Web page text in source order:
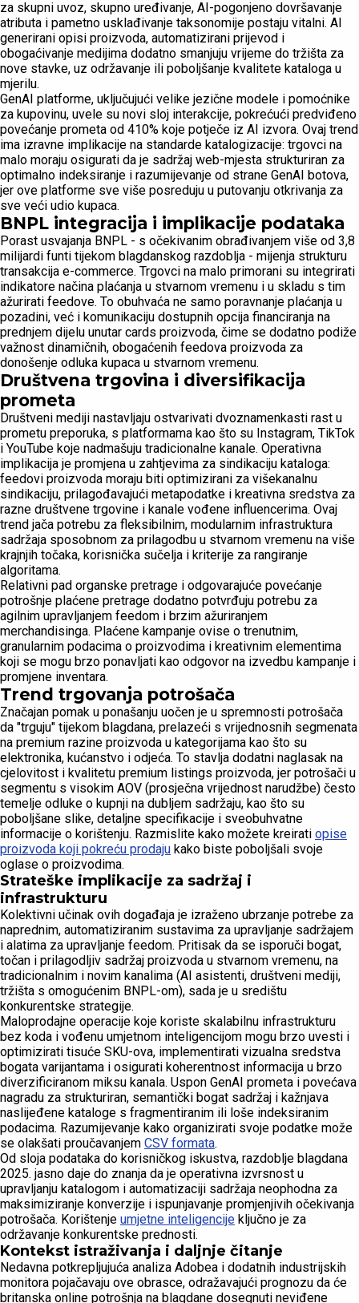
za skupni uvoz, skupno uređivanje, AI-pogonjeno dovršavanje
atributa i pametno usklađivanje taksonomije postaju vitalni. AI
generirani opisi proizvoda, automatizirani prijevod i
obogaćivanje medijima dodatno smanjuju vrijeme do tržišta za
nove stavke, uz održavanje ili poboljšanje kvalitete kataloga u
mjerilu.
GenAI platforme, uključujući velike jezične modele i pomoćnike
za kupovinu, uvele su novi sloj interakcije, pokrećući predviđeno
povećanje prometa od 410% koje potječe iz AI izvora. Ovaj trend
ima izravne implikacije na standarde katalogizacije: trgovci na
malo moraju osigurati da je sadržaj web-mjesta strukturiran za
optimalno indeksiranje i razumijevanje od strane GenAI botova,
jer ove platforme sve više posreduju u putovanju otkrivanja za
sve veći udio kupaca.
BNPL integracija i implikacije podataka
Porast usvajanja BNPL - s očekivanim obrađivanjem više od 3,8
milijardi funti tijekom blagdanskog razdoblja - mijenja strukturu
transakcija e-commerce. Trgovci na malo primorani su integrirati
indikatore načina plaćanja u stvarnom vremenu i u skladu s tim
ažurirati feedove. To obuhvaća ne samo poravnanje plaćanja u
pozadini, već i komunikaciju dostupnih opcija financiranja na
prednjem dijelu unutar cards proizvoda, čime se dodatno podiže
važnost dinamičnih, obogaćenih feedova proizvoda za
donošenje odluka kupaca u stvarnom vremenu.
Društvena trgovina i diversifikacija
prometa
Društveni mediji nastavljaju ostvarivati dvoznamenkasti rast u
prometu preporuka, s platformama kao što su Instagram, TikTok
i YouTube koje nadmašuju tradicionalne kanale. Operativna
implikacija je promjena u zahtjevima za sindikaciju kataloga:
feedovi proizvoda moraju biti optimizirani za višekanalnu
sindikaciju, prilagođavajući metapodatke i kreativna sredstva za
razne društvene trgovine i kanale vođene influencerima. Ovaj
trend jača potrebu za fleksibilnim, modularnim infrastruktura
sadržaja sposobnom za prilagodbu u stvarnom vremenu na više
krajnjih točaka, korisnička sučelja i kriterije za rangiranje
algoritama.
Relativni pad organske pretrage i odgovarajuće povećanje
potrošnje plaćene pretrage dodatno potvrđuju potrebu za
agilnim upravljanjem feedom i brzim ažuriranjem
merchandisinga. Plaćene kampanje ovise o trenutnim,
granularnim podacima o proizvodima i kreativnim elementima
koji se mogu brzo ponavljati kao odgovor na izvedbu kampanje i
promjene inventara.
Trend trgovanja potrošača
Značajan pomak u ponašanju uočen je u spremnosti potrošača
da "trguju" tijekom blagdana, prelazeći s vrijednosnih segmenata
na premium razine proizvoda u kategorijama kao što su
elektronika, kućanstvo i odjeća. To stavlja dodatni naglasak na
cjelovitost i kvalitetu premium listings proizvoda, jer potrošači u
segmentu s visokim AOV (prosječna vrijednost narudžbe) često
temelje odluke o kupnji na dubljem sadržaju, kao što su
poboljšane slike, detaljne specifikacije i sveobuhvatne
informacije o korištenju. Razmislite kako možete kreirati opise
proizvoda koji pokreću prodaju kako biste poboljšali svoje
oglase o proizvodima.
Strateške implikacije za sadržaj i
infrastrukturu
Kolektivni učinak ovih događaja je izraženo ubrzanje potrebe za
naprednim, automatiziranim sustavima za upravljanje sadržajem
i alatima za upravljanje feedom. Pritisak da se isporuči bogat,
točan i prilagodljiv sadržaj proizvoda u stvarnom vremenu, na
tradicionalnim i novim kanalima (AI asistenti, društveni mediji,
tržišta s omogućenim BNPL-om), sada je u središtu
konkurentske strategije.
Maloprodajne operacije koje koriste skalabilnu infrastrukturu
bez koda i vođenu umjetnom inteligencijom mogu brzo uvesti i
optimizirati tisuće SKU-ova, implementirati vizualna sredstva
bogata varijantama i osigurati koherentnost informacija u brzo
diverzificiranom miksu kanala. Uspon GenAI prometa i povećava
nagradu za strukturiran, semantički bogat sadržaj i kažnjava
naslijeđene kataloge s fragmentiranim ili loše indeksiranim
podacima. Razumijevanje kako organizirati svoje podatke može
se olakšati proučavanjem CSV formata.
Od sloja podataka do korisničkog iskustva, razdoblje blagdana
2025. jasno daje do znanja da je operativna izvrsnost u
upravljanju katalogom i automatizaciji sadržaja neophodna za
maksimiziranje konverzije i ispunjavanje promjenjivih očekivanja
potrošača. Korištenje umjetne inteligencije ključno je za
održavanje konkurentske prednosti.
Kontekst istraživanja i daljnje čitanje
Nedavna potkrepljujuća analiza Adobea i dodatnih industrijskih
monitora pojačavaju ove obrasce, odražavajući prognozu da će
britanska online potrošnja na blagdane dosegnuti neviđene